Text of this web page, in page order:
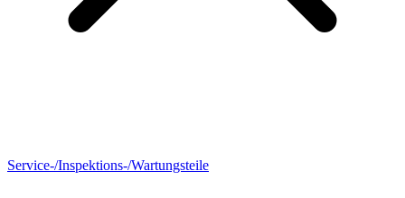
Service-/Inspektions-/Wartungsteile